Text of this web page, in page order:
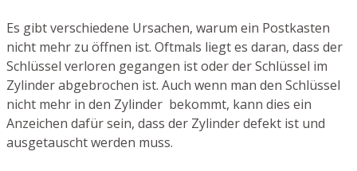
Es gibt verschiedene Ursachen, warum ein Postkasten
nicht mehr zu öffnen ist. Oftmals liegt es daran, dass der
Schlüssel verloren gegangen ist oder der Schlüssel im
Zylinder abgebrochen ist. Auch wenn man den Schlüssel
nicht mehr in den Zylinder bekommt, kann dies ein
Anzeichen dafür sein, dass der Zylinder defekt ist und
ausgetauscht werden muss.